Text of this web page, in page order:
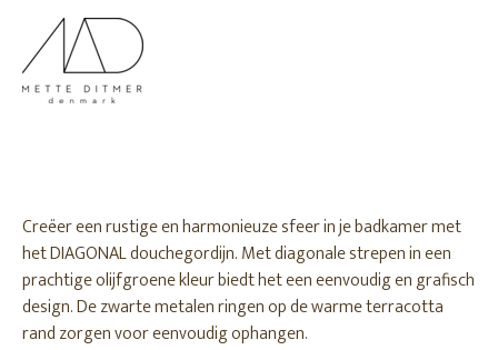
Creëer een rustige en harmonieuze sfeer in je badkamer met
het DIAGONAL douchegordijn. Met diagonale strepen in een
prachtige olijfgroene kleur biedt het een eenvoudig en grafisch
design. De zwarte metalen ringen op de warme terracotta
rand zorgen voor eenvoudig ophangen.